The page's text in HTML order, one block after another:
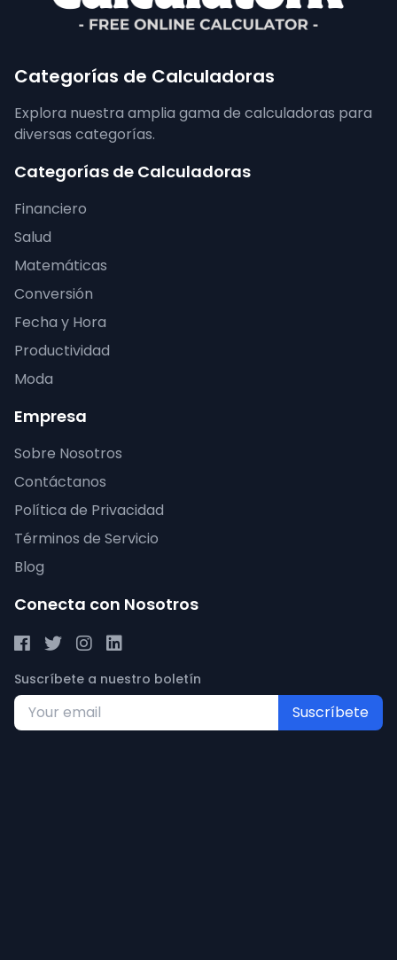
Categorías de Calculadoras
Explora nuestra amplia gama de calculadoras para
diversas categorías.
Categorías de Calculadoras
Financiero
Salud
Matemáticas
Conversión
Fecha y Hora
Productividad
Moda
Empresa
Sobre Nosotros
Contáctanos
Política de Privacidad
Términos de Servicio
Blog
Conecta con Nosotros
Suscríbete a nuestro boletín
Suscríbete